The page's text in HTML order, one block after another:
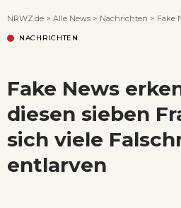
NRWZ.de > Alle News > Nachrichten > Fake News
NACHRICHTEN
Fake News
diesen sieben
sich viele
entlarven